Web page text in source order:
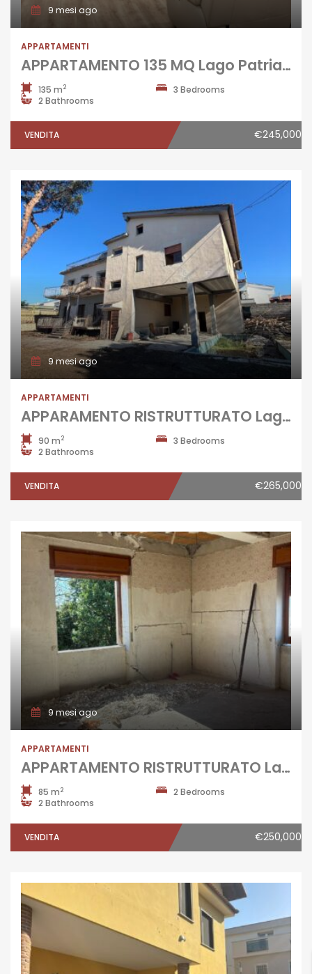
9 mesi ago
APPARTAMENTI
APPARTAMENTO 135 MQ Lago Patria-P.Co Mazzola
135 m2
3 Bedrooms
2 Bathrooms
VENDITA €245,000
9 mesi ago
APPARTAMENTI
APPARAMENTO RISTRUTTURATO Lago Patria-P.Co Alexandra
90 m2
3 Bedrooms
2 Bathrooms
VENDITA €265,000
9 mesi ago
APPARTAMENTI
APPARTAMENTO RISTRUTTURATO Lago Patria-P.Co Alexandra
85 m2
2 Bedrooms
2 Bathrooms
VENDITA €250,000